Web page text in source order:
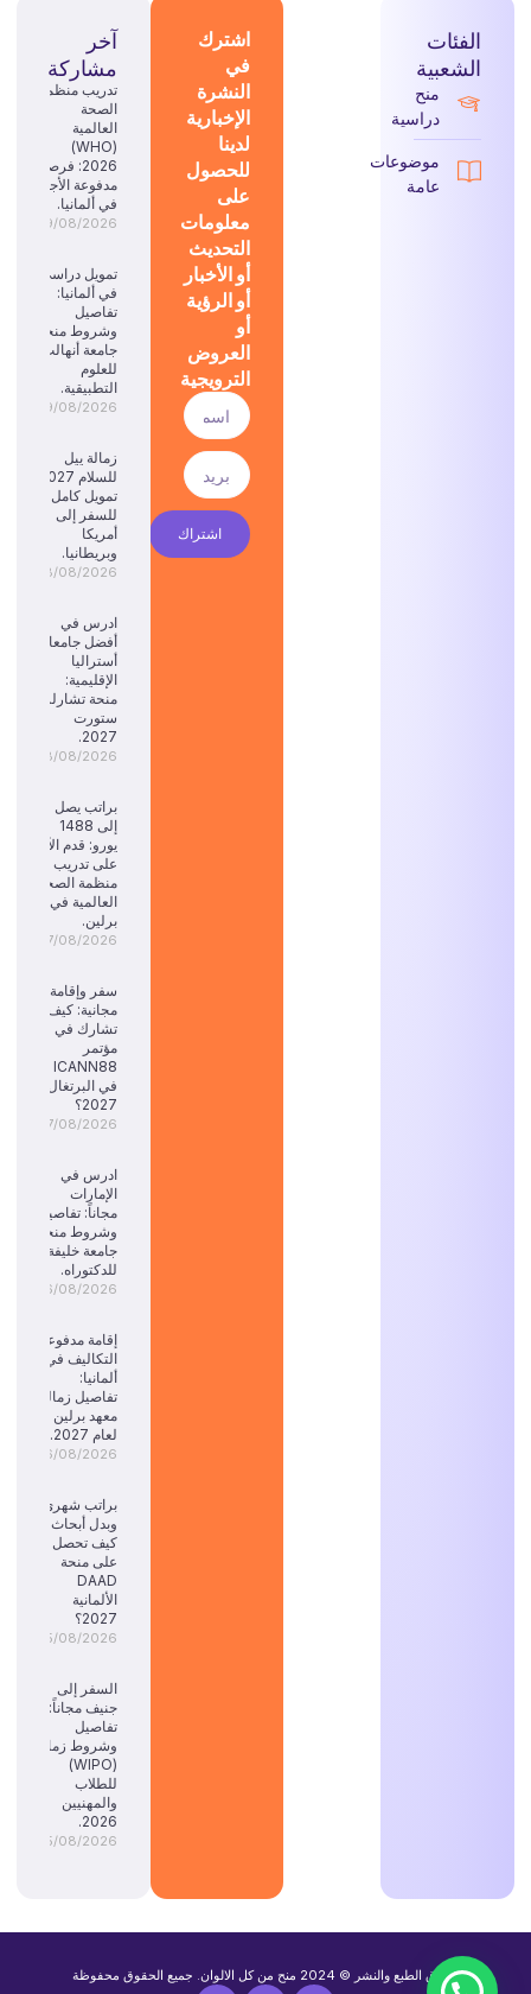
الفئات
الشعبية
منح
دراسية
موضوعات
عامة
اشترك
في
النشرة
الإخبارية
لدينا
للحصول
على
معلومات
التحديث
أو الأخبار
أو الرؤية
أو
العروض
الترويجية
اشتراك
آخر
مشاركة
تدريب منظمة
الصحة
العالمية
(WHO)
2026: فرصة
مدفوعة الأجر
في ألمانيا.
09/08/2026
تمويل دراسي
في ألمانيا:
تفاصيل
وشروط منحة
جامعة أنهالت
للعلوم
التطبيقية.
09/08/2026
زمالة ييل
تمويل كامل
للسفر إلى
أمريكا
وبريطانيا.
08/08/2026
ادرس في
أفضل جامعات
أستراليا
الإقليمية:
منحة تشارلز
ستورت
2027.
08/08/2026
براتب يصل
إلى 1488
يورو: قدم الآن
على تدريب
منظمة الصحة
العالمية في
برلين.
07/08/2026
سفر وإقامة
مجانية: كيف
تشارك في
مؤتمر
ICANN88
في البرتغال
2027؟
07/08/2026
ادرس في
الإمارات
مجاناً: تفاصيل
وشروط منحة
جامعة خليفة
للدكتوراه.
06/08/2026
إقامة مدفوعة
التكاليف في
ألمانيا:
تفاصيل زمالة
معهد برلين
لعام 2027.
06/08/2026
براتب شهري
وبدل أبحاث:
كيف تحصل
على منحة
DAAD
الألمانية
2027؟
05/08/2026
السفر إلى
جنيف مجاناً:
تفاصيل
وشروط زمالة
(WIPO)
للطلاب
والمهنيين
2026.
05/08/2026
حقوق الطبع والنشر © 2024 منح من كل الالوان. جميع الحقوق محفوظة